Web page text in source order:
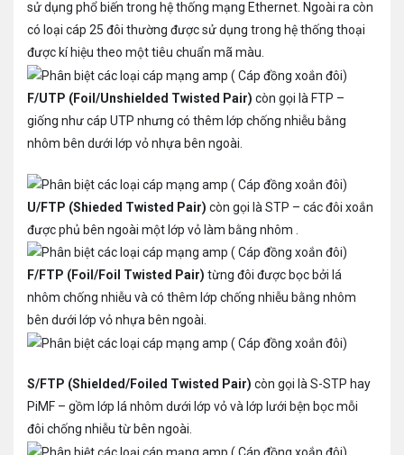
sử dụng phổ biến trong hệ thống mạng Ethernet. Ngoài ra còn
có loại cáp 25 đôi thường được sử dụng trong hệ thống thoại
được kí hiệu theo một tiêu chuẩn mã màu.
F/UTP (Foil/Unshielded Twisted Pair) còn gọi là FTP –
giống như cáp UTP nhưng có thêm lớp chống nhiễu bằng
nhôm bên dưới lớp vỏ nhựa bên ngoài.
U/FTP (Shieded Twisted Pair) còn gọi là STP – các đôi xoắn
được phủ bên ngoài một lớp vỏ làm bằng nhôm .
F/FTP (Foil/Foil Twisted Pair) từng đôi được bọc bởi lá
nhôm chống nhiễu và có thêm lớp chống nhiễu bằng nhôm
bên dưới lớp vỏ nhựa bên ngoài.
S/FTP (Shielded/Foiled Twisted Pair) còn gọi là S-STP hay
PiMF – gồm lớp lá nhôm dưới lớp vỏ và lớp lưới bện bọc mỗi
đôi chống nhiễu từ bên ngoài.